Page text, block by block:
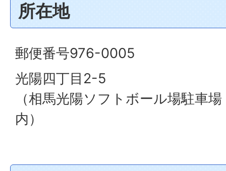
所在地
郵便番号976-0005
光陽四丁目2-5
（相馬光陽ソフトボール場駐車場
内）